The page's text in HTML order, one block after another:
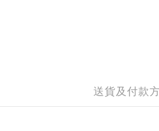
送貨及付款